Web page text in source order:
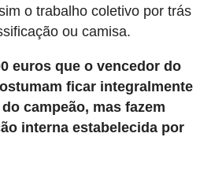
o trabalho coletivo por trás
ou camisa.
euros que o vencedor do
ficar integralmente
campeão, mas fazem
interna estabelecida por